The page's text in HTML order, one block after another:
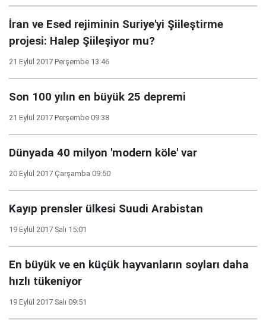
İran ve Esed rejiminin Suriye'yi Şiileştirme
projesi: Halep Şiileşiyor mu?
21 Eylül 2017 Perşembe 13:46
Son 100 yılın en büyük 25 depremi
21 Eylül 2017 Perşembe 09:38
Dünyada 40 milyon 'modern köle' var
20 Eylül 2017 Çarşamba 09:50
Kayıp prensler ülkesi Suudi Arabistan
19 Eylül 2017 Salı 15:01
En büyük ve en küçük hayvanların soyları daha
hızlı tükeniyor
19 Eylül 2017 Salı 09:51